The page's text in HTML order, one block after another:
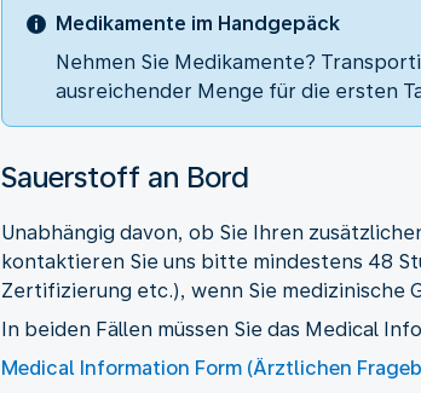
Medikamente im Handgepäck
Nehmen Sie Medikamente?
ausreichender Menge für die ersten
Sauerstoff an Bord
Unabhängig davon, ob Sie Ihren
kontaktieren Sie uns bitte mindestens 48
Zertifizierung etc.), wenn Sie medizinische
In beiden Fällen müssen Sie das Medical
Medical Information Form (Ärztlichen